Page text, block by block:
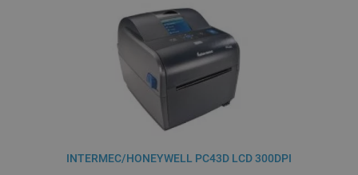
INTERMEC/HONEYWELL PC43D LCD 300DPI